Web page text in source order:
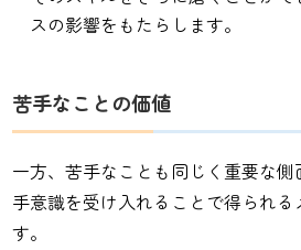
スの影響をもたらします。
苦手なことの価値
一方、苦手なことも同じく重要な
手意識を受け入れることで得られ
す。